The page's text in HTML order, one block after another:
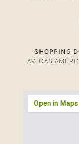
SHOPPING
AV. DAS